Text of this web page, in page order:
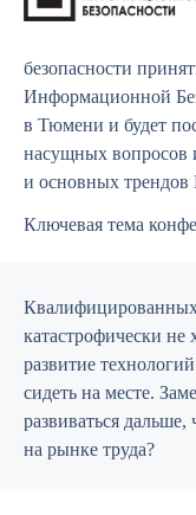
безопасности
Информационной
в Тюмени и будет
насущных вопросов
и основных трендов
Ключевая тема
катастрофически не
развитие
сидеть на месте.
развиваться
на рынке труда?